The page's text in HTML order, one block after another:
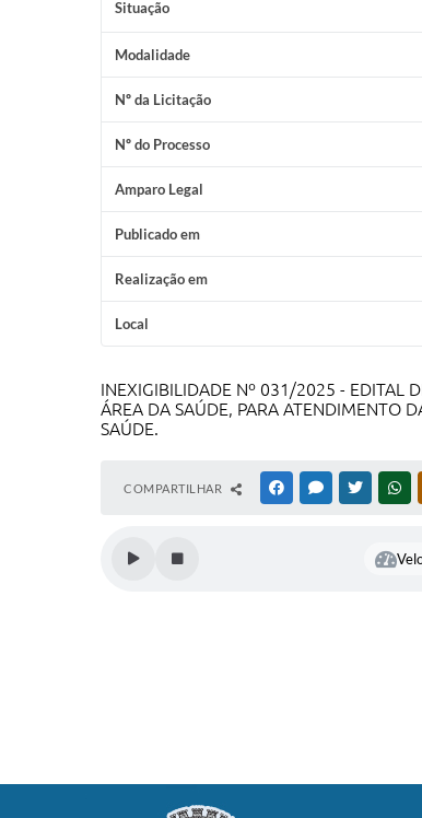
Situação
Modalidade
Nº da Licitação
Nº do Processo
Amparo Legal
Publicado em
Realização em
Local
INEXIGIBILIDADE Nº 031/2025 - EDITAL
ÁREA DA SAÚDE, PARA ATENDIMENTO
SAÚDE.
COMPARTILHAR FACEBOOKMESSENGER
TWITTER